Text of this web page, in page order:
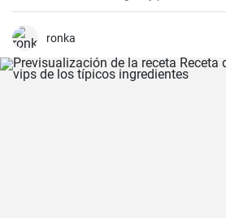
arándanos frescos y sirope de arándanos.
ronka